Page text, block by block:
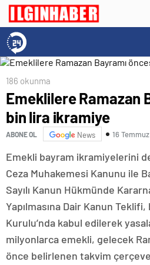
186 okunma
Emeklilere Ramazan
bin lira ikramiye
ABONE OL News 16
Emekli bayram ikramiyelerini
Ceza Muhakemesi Kanunu ile
Sayılı Kanun Hükmünde
Yapılmasına Dair Kanun
Kurulu’nda kabul edilerek
milyonlarca emekli, gelecek
önce belirlenen takvim